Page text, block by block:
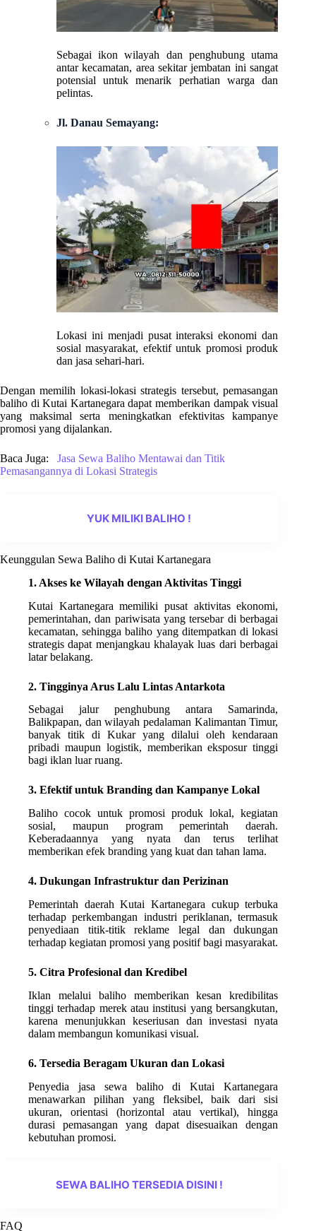
Sebagai ikon wilayah dan penghubung utama
antar kecamatan, area sekitar jembatan ini sangat
potensial untuk menarik perhatian warga dan
pelintas.
Jl. Danau Semayang:
Lokasi ini menjadi pusat interaksi ekonomi dan
sosial masyarakat, efektif untuk promosi produk
dan jasa sehari-hari.
Dengan memilih lokasi-lokasi strategis tersebut, pemasangan
baliho di Kutai Kartanegara dapat memberikan dampak visual
yang maksimal serta meningkatkan efektivitas kampanye
promosi yang dijalankan.
Baca Juga: Jasa Sewa Baliho Mentawai dan Titik
Pemasangannya di Lokasi Strategis
YUK MILIKI BALIHO !
Keunggulan Sewa Baliho di Kutai Kartanegara
1. Akses ke Wilayah dengan Aktivitas Tinggi
Kutai Kartanegara memiliki pusat aktivitas ekonomi,
pemerintahan, dan pariwisata yang tersebar di berbagai
kecamatan, sehingga baliho yang ditempatkan di lokasi
strategis dapat menjangkau khalayak luas dari berbagai
latar belakang.
2. Tingginya Arus Lalu Lintas Antarkota
Sebagai jalur penghubung antara Samarinda,
Balikpapan, dan wilayah pedalaman Kalimantan Timur,
banyak titik di Kukar yang dilalui oleh kendaraan
pribadi maupun logistik, memberikan eksposur tinggi
bagi iklan luar ruang.
3. Efektif untuk Branding dan Kampanye Lokal
Baliho cocok untuk promosi produk lokal, kegiatan
sosial, maupun program pemerintah daerah.
Keberadaannya yang nyata dan terus terlihat
memberikan efek branding yang kuat dan tahan lama.
4. Dukungan Infrastruktur dan Perizinan
Pemerintah daerah Kutai Kartanegara cukup terbuka
terhadap perkembangan industri periklanan, termasuk
penyediaan titik-titik reklame legal dan dukungan
terhadap kegiatan promosi yang positif bagi masyarakat.
5. Citra Profesional dan Kredibel
Iklan melalui baliho memberikan kesan kredibilitas
tinggi terhadap merek atau institusi yang bersangkutan,
karena menunjukkan keseriusan dan investasi nyata
dalam membangun komunikasi visual.
6. Tersedia Beragam Ukuran dan Lokasi
Penyedia jasa sewa baliho di Kutai Kartanegara
menawarkan pilihan yang fleksibel, baik dari sisi
ukuran, orientasi (horizontal atau vertikal), hingga
durasi pemasangan yang dapat disesuaikan dengan
kebutuhan promosi.
SEWA BALIHO TERSEDIA DISINI !
FAQ